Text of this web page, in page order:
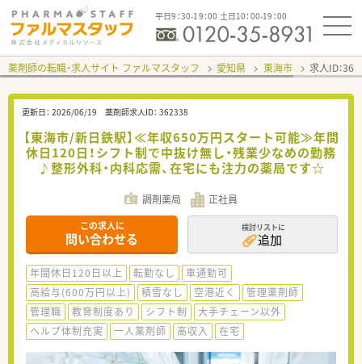
平日9：30-19：00 土日10：00-19：00
薬剤師の転職・求人サイト ファルマスタッフ 愛知県 東海市 求人ID：
更新日： 2026/06/19 薬剤師求人ID： 362338
【東海市/新日鉄駅】≪年収650万円スタート可能≫年間
休日120日！シフト制で中抜け無し・残業少なめの勤務
♪整形外科・内科応需、在宅にも注力の薬局です☆
調剤薬局 正社員
この求人に
問い合わせる
検討リストに
追加
年間休日120日以上 転勤なし
車通勤可
高給与(600万円以上)
積雪なし 空港近く
管理薬剤師
管理職
教育制度あり シフト制
大手チェーン以外
ヘルプ体制充実
一人薬剤師 高収入 在宅